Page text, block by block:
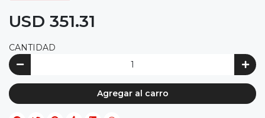
USD 351.31
CANTIDAD
Agregar al carro